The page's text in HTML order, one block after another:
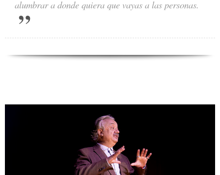
alumbrar a donde quiera que vayas a las personas.